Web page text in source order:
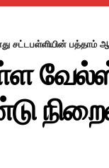
சட்டபள்ளியின் பத்தாம்